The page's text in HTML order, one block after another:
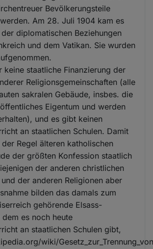
Bevölkerungsteile
Am 28. Juli 1904 kam es
diplomatischen Beziehungen
und dem Vatikan. Sie wurden
keine staatliche Finanzierung der
Religionsgemeinschaften (alle
sakralen Gebäude, insbes. die
Eigentum und werden
und es gibt keinen
an staatlichen Schulen. Damit
Regel älteren katholischen
der größten Konfession staatlich
der anderen christlichen
der anderen Religionen aber
bilden das damals zum
gehörende Elsass-
es noch heute
an staatlichen Schulen gibt,
wiki/